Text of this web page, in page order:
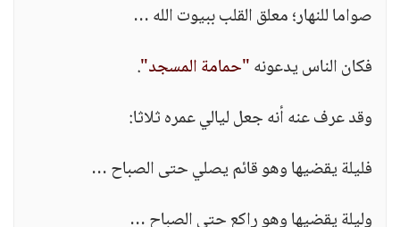
صواما للنهار؛ معلق القلب ببيوت الله …
فكان الناس يدعونه"حمامة المسجد".
وقد عرف عنه أنه جعل ليالي عمره ثلاثا:
فليلة يقضيها وهو قائم يصلي حتى الصباح …
وليلة يقضيها وهو راكع حتى الصباح …